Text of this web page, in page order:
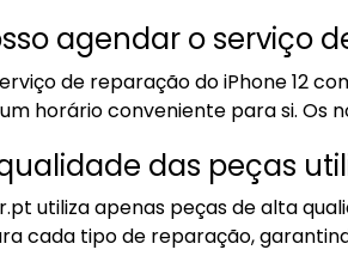
agendar o serviço
de reparação do iPhone 12
horário conveniente para si. Os
das peças
utiliza apenas peças de alta
cada tipo de reparação,